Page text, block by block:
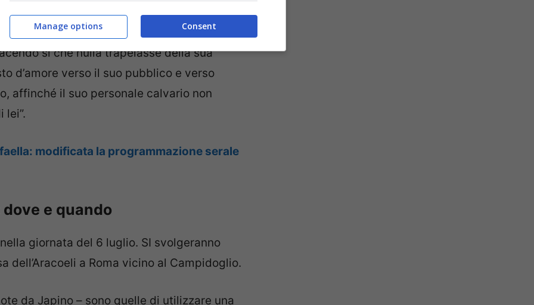
Japino. Una forza inarrestabile la sua, che
mondiale, una volontà ferrea che fino
si che nulla trapelasse della sua
d’amore verso il suo pubblico e verso
affinché il suo personale calvario non
lei”.
modificata la programmazione serale
e quando
giornata del 6 luglio. SI svolgeranno
dell’Aracoeli a Roma vicino al Campidoglio.
da Japino – sono quelle di utilizzare una
Consent
Manage options